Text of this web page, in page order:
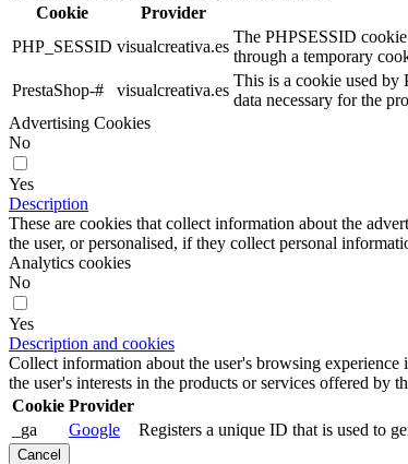
Cookie
Provider
PHP_SESSID visualcreativa.es
The PHPSESSID cookie
through a temporary
PrestaShop-# visualcreativa.es
This is a cookie used by
data necessary for the
Advertising Cookies
No
Yes
Description
These are cookies that collect information about the
the user, or personalised, if they collect personal
Analytics cookies
No
Yes
Description and cookies
Collect information about the user's browsing
the user's interests in the products or services offered by
Cookie Provider
_ga
Google Registers a unique ID that is used to
Cancel